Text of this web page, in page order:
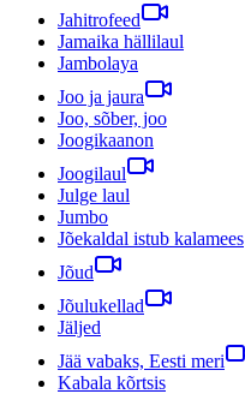
Jahitrofeed
Jamaika hällilaul
Jambolaya
Joo ja jaura
Joo, sõber, joo
Joogikaanon
Joogilaul
Julge laul
Jumbo
Jõekaldal istub kalamees
Jõud
Jõulukellad
Jäljed
Jää vabaks, Eesti meri
Kabala kõrtsis